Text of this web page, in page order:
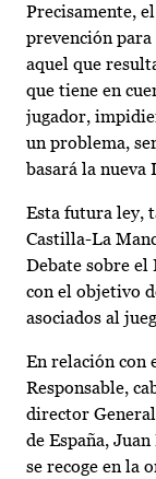
Precisamente,
prevención
aquel que
que tiene en
jugador,
un problema,
basará la nueva
Esta futura ley,
Castilla-La
Debate sobre el
con el objetivo
asociados al
En relación con
Responsable,
director
de España,
se recoge en la